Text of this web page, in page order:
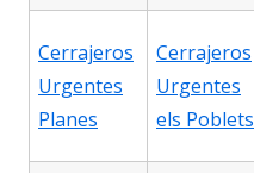
Cerrajeros
Urgentes
Planes
Cerrajeros
Urgentes
els Poblets